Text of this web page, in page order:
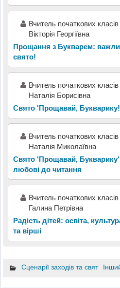
Вчитель початкових
Вікторія Георгіївна
Прощання з Букварем:
свято!
Вчитель початкових класів
Наталія Борисівна
Свято 'Прощавай,
Вчитель початкових класів
Наталія Миколаївна
Свято 'Прощавай,
любові до читання
Вчитель початкових
Галина Петрівна
Радість дітей: освіта,
та вірші
Сценарії заходів та свят